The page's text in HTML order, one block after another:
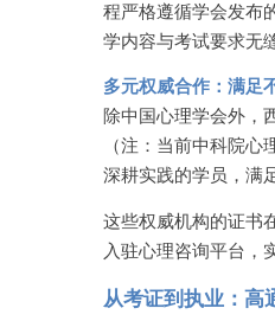
程严格遵循学会发布
学内容与考试要求无
多元权威合作：满足
除中国心理学会外，
（注：当前中科院
深耕实践的学员，满
这些权威机构的证书
入驻心理咨询平台，
从考证到执业：高